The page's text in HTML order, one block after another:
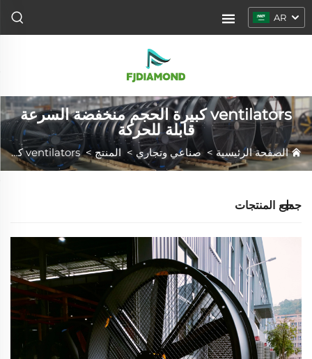
AR
ventilators كبيرة الحجم منخفضة السرعة
قابلة للحركة
الصفحة الرئيسية >صناعي وتجاري > المنتج >ventilators كبيرة الحجم منخفضة السرعة قابلة للحركة
جميع المنتجات